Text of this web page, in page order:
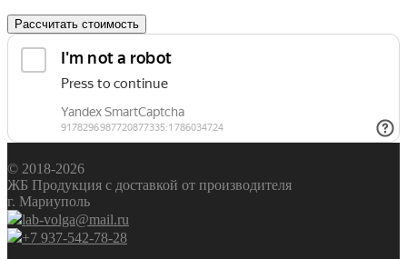
Рассчитать стоимость
© 2018-2026
ЖБ Продукция с доставкой от производителя
г. Мариуполь
lab-volga@mail.ru
+7 937-542-78-28